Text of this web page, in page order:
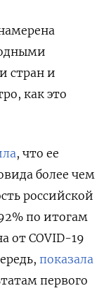
стран и
как это
, что ее
более чем
российской
по итогам
от COVID-19
показала
первого